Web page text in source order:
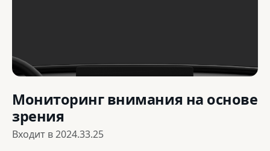
Мониторинг внимания на основе
зрения
Входит в2024.33.25